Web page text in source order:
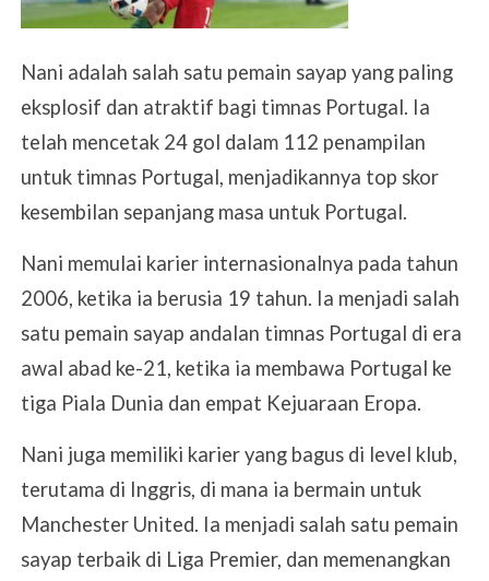
Nani adalah salah satu pemain sayap yang paling
eksplosif dan atraktif bagi timnas Portugal. Ia
telah mencetak 24 gol dalam 112 penampilan
untuk timnas Portugal, menjadikannya top skor
kesembilan sepanjang masa untuk Portugal.
Nani memulai karier internasionalnya pada tahun
2006, ketika ia berusia 19 tahun. Ia menjadi salah
satu pemain sayap andalan timnas Portugal di era
awal abad ke-21, ketika ia membawa Portugal ke
tiga Piala Dunia dan empat Kejuaraan Eropa.
Nani juga memiliki karier yang bagus di level klub,
terutama di Inggris, di mana ia bermain untuk
Manchester United. Ia menjadi salah satu pemain
sayap terbaik di Liga Premier, dan memenangkan